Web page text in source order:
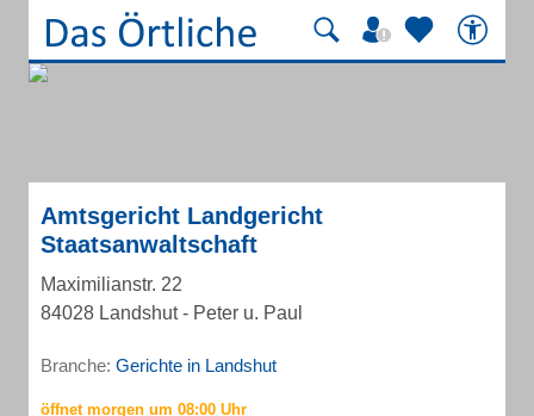
Amtsgericht Landgericht
Staatsanwaltschaft
Maximilianstr. 22
84028 Landshut - Peter u. Paul
Branche: Gerichte in Landshut